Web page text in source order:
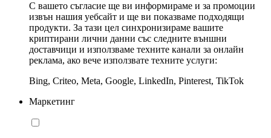
С вашето съгласие ще ви информираме и за промоции
извън нашия уебсайт и ще ви показваме подходящи
продукти. За тази цел синхронизираме вашите
криптирани лични данни със следните външни
доставчици и използваме техните канали за онлайн
реклама, ако вече използвате техните услуги:
Bing, Criteo, Meta, Google, LinkedIn, Pinterest, TikTok
Маркетинг